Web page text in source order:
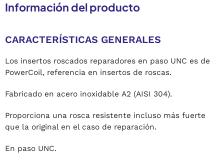
Información del producto
CARACTERÍSTICAS GENERALES
Los insertos roscados reparadores en paso UNC es de
PowerCoil, referencia en insertos de roscas.
Fabricado en acero inoxidable A2 (AISI 304).
Proporciona una rosca resistente incluso más fuerte
que la original en el caso de reparación.
En paso UNC.